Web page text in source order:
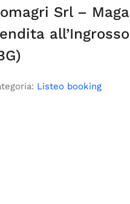
Srl –
Listeo booking